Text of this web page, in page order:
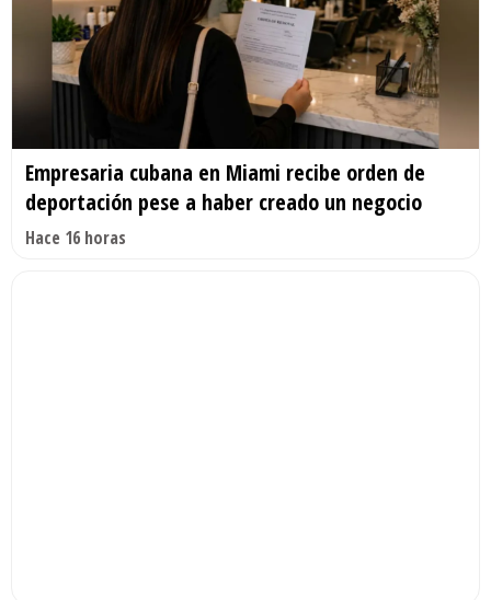
Empresaria cubana en Miami recibe orden de
deportación pese a haber creado un negocio
Hace 16 horas